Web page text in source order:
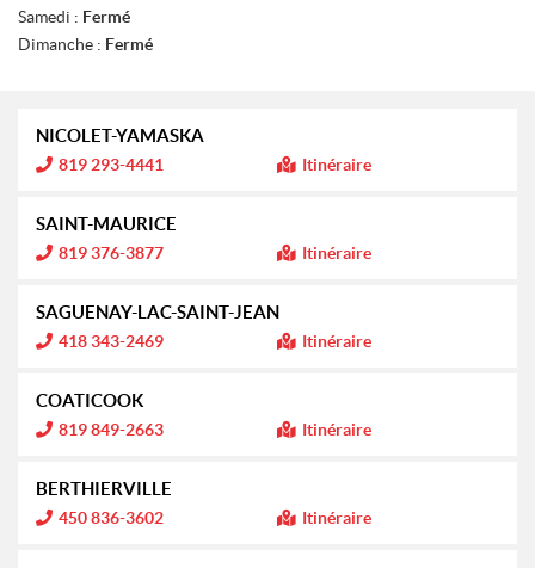
Samedi : Fermé
Dimanche : Fermé
NICOLET-YAMASKA
I
n
o
r
m
a
o
819 293-4441 Itinéraire
SAINT-MAURICE
I
n
o
r
m
a
o
819 376-3877 Itinéraire
SAGUENAY-LAC-SAINT-JEAN
I
n
o
r
m
a
o
418 343-2469 Itinéraire
COATICOOK
I
n
o
r
m
a
819 849-2663 Itinéraire
BERTHIERVILLE
I
n
450 836-3602 Itinéraire